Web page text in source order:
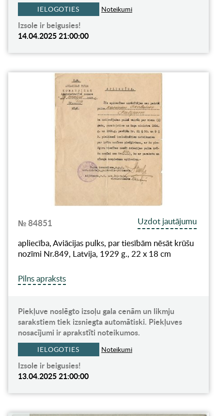
IELOGOTIES Noteikumi
Izsole ir beigusies!
14.04.2025 21:00:00
№ 84851
Uzdot jautājumu
apliecība, Aviācijas pulks, par tiesībām nēsāt krūšu
nozīmi Nr.849, Latvija, 1929 g., 22 x 18 cm
Pilns apraksts
Piekļuve noslēgto izsoļu gala cenām un likmju
sarakstiem tiek izsniegta automātiski. Piekļuves
nosacījumi ir aprakstīti noteikumos.
IELOGOTIES Noteikumi
Izsole ir beigusies!
13.04.2025 21:00:00